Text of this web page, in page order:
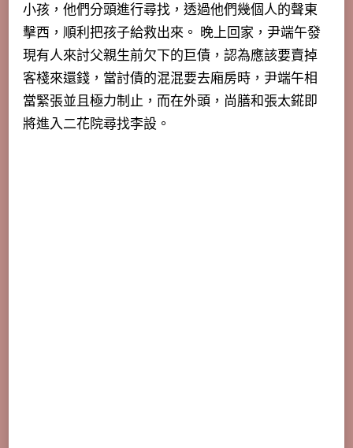
小孩，他們分頭進行尋找，透過他們幾個人的聲東
擊西，順利把孩子給救出來。 晚上回家，尹端午發
現有人來討父親生前欠下的巨債，認為應該要賣掉
客棧來還錢，當討債的混混要去廂房時，尹端午相
當緊張並且極力制止，而在外頭，尚膳和張太錵即
將進入二花院尋找李設。